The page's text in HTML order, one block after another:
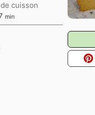
cuisson
minutes
min